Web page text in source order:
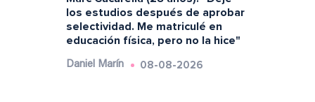
los estudios después de aprobar
selectividad. Me matriculé en
educación física, pero no la hice"
Daniel Marín 08-08-2026